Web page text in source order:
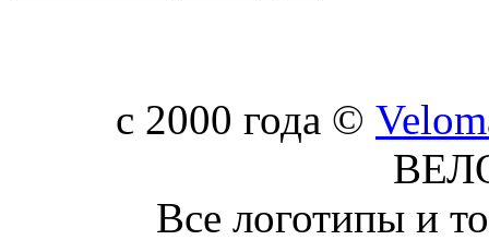
c 2000 года ©
Все логотипы и